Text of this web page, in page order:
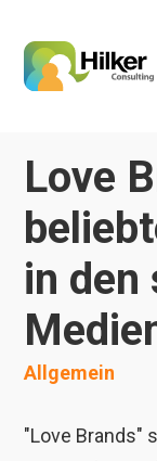
Love
in den
Allgemein
"Love Brands"